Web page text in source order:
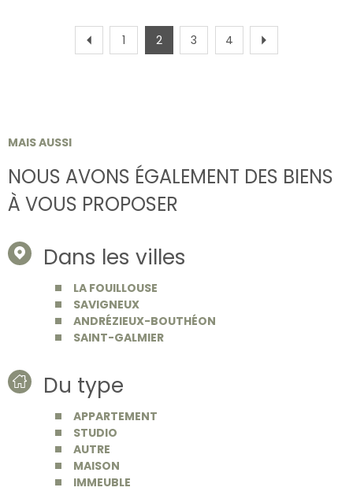
1 2 3 4
MAIS AUSSI
NOUS AVONS ÉGALEMENT DES BIENS
À VOUS PROPOSER
Dans les villes
LA FOUILLOUSE
SAVIGNEUX
ANDRÉZIEUX-BOUTHÉON
SAINT-GALMIER
Du type
APPARTEMENT
STUDIO
AUTRE
MAISON
IMMEUBLE